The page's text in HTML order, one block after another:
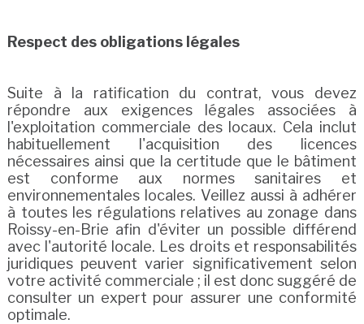
Respect des obligations légales
Suite à la ratification du contrat, vous devez
répondre aux exigences légales associées à
l'exploitation commerciale des locaux. Cela inclut
habituellement l'acquisition des licences
nécessaires ainsi que la certitude que le bâtiment
est conforme aux normes sanitaires et
environnementales locales. Veillez aussi à adhérer
à toutes les régulations relatives au zonage dans
Roissy-en-Brie afin d'éviter un possible différend
avec l'autorité locale. Les droits et responsabilités
juridiques peuvent varier significativement selon
votre activité commerciale ; il est donc suggéré de
consulter un expert pour assurer une conformité
optimale.